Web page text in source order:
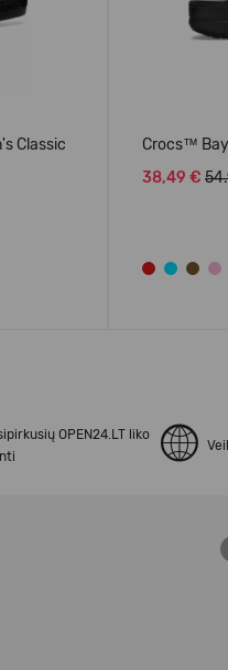
Classic
Crocs™
38,49 €
OPEN24.LT liko